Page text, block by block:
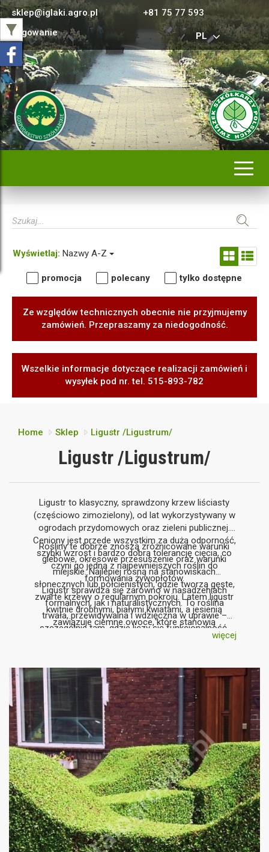
sklep@iglaki.agro.pl
+81 75 77 593
Logowanie
PL
Wyświetlaj: Nazwy A-Z
promocja polecany tylko dostępne
Ze względów technicznych obecnie nie przyjmujemy
zamówień. Przepraszamy za niedogodność.
Wszelkie informacje dotyczące realizacji zamówień i
wysyłek pod nr. tel. 515-893-782
Home Sklep Ligustr /Ligustrum/
Ligustr /Ligustrum/
Ligustr to klasyczny, sprawdzony krzew liściasty
(częściowo zimozielony), od lat wykorzystywany w
ogrodach przydomowych oraz zieleni publicznej.
Ceniony jest przede wszystkim za dużą odporność,
szybki wzrost i bardzo dobrą tolerancję cięcia, co
czyni go jedną z najpewniejszych roślin do
formowania żywopłotów.
Rośliny te dobrze znoszą zróżnicowane warunki
glebowe, okresowe przesuszenie oraz warunki
miejskie. Najlepiej rosną na stanowiskach
słonecznych lub półcienistych, gdzie tworzą gęste,
zwarte krzewy o regularnym pokroju. Latem ligustr
kwitnie drobnymi, białymi kwiatami, a jesienią
zawiązuje ciemne owoce, które stanowią
dodatkowy walor dekoracyjny (niejadalne).
Ligustr sprawdza się zarówno w nasadzeniach
formalnych, jak i naturalistycznych. To roślina
trwała, przewidywalna i wdzięczna w uprawie –
szczególnie tam, gdzie liczy się funkcjonalność,
więcej